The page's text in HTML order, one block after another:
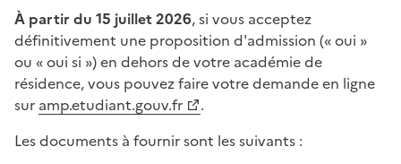
À partir du 15 juillet 2026, si vous acceptez
définitivement une proposition d'admission (« oui »
ou « oui si ») en dehors de votre académie de
résidence, vous pouvez faire votre demande en ligne
sur amp.etudiant.gouv.fr
.
Les documents à fournir sont les suivants :